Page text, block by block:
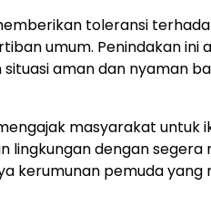
toleransi
umum. Penindakan ini
aman dan nyaman
masyarakat untuk
lingkungan dengan
kerumunan pemuda yang